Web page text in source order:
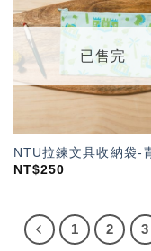
已售完
NTU拉鍊文具收納袋-
NT$250
1 2 3